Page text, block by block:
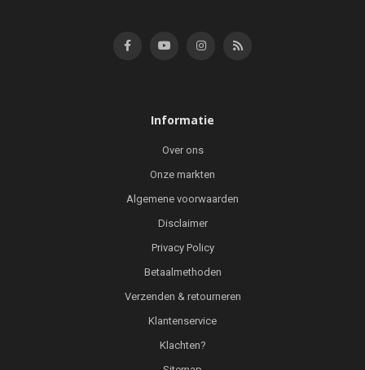
Informatie
Over ons
Onze markten
Algemene voorwaarden
Disclaimer
Privacy Policy
Betaalmethoden
Verzenden & retourneren
Klantenservice
Klachten?